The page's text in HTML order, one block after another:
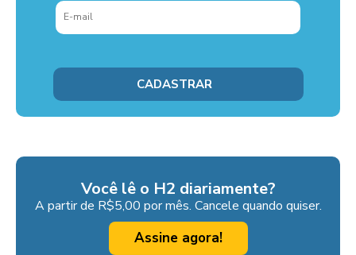
Você lê o H2 diariamente?
A partir de R$5,00 por mês. Cancele quando quiser.
Assine agora!